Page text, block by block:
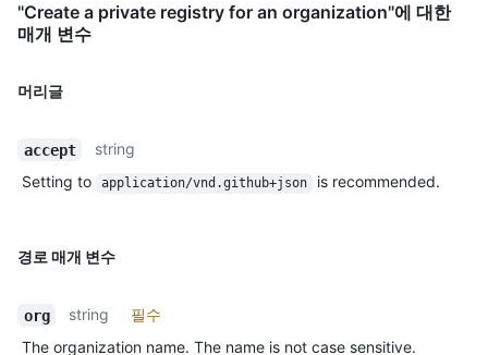
"Create a private registry for an organization"에 대한
매개 변수
머리글
accept
string
Setting to
application/vnd.github+json is recommended.
경로 매개 변수
org string
필수
The organization name. The name is not case sensitive.